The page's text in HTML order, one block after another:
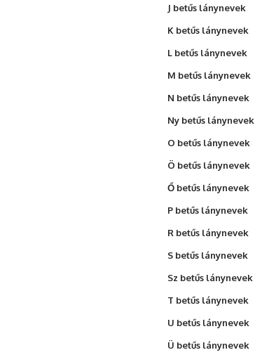
J betűs lánynevek
K betűs lánynevek
L betűs lánynevek
M betűs lánynevek
N betűs lánynevek
Ny betűs lánynevek
O betűs lánynevek
Ö betűs lánynevek
Ő betűs lánynevek
P betűs lánynevek
R betűs lánynevek
S betűs lánynevek
Sz betűs lánynevek
T betűs lánynevek
U betűs lánynevek
Ü betűs lánynevek